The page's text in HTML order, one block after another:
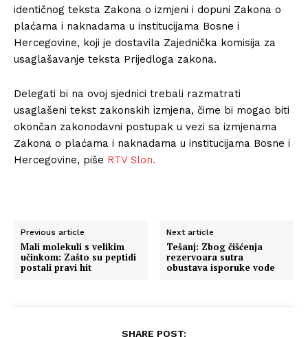
identičnog teksta Zakona o izmjeni i dopuni Zakona o
plaćama i naknadama u institucijama Bosne i
Hercegovine, koji je dostavila Zajednička komisija za
usaglašavanje teksta Prijedloga zakona.
Delegati bi na ovoj sjednici trebali razmatrati
usaglašeni tekst zakonskih izmjena, čime bi mogao biti
okončan zakonodavni postupak u vezi sa izmjenama
Zakona o plaćama i naknadama u institucijama Bosne i
Hercegovine, piše RTV Slon.
Previous article
Mali molekuli s velikim
učinkom: Zašto su peptidi
postali pravi hit
Next article
Tešanj: Zbog čišćenja
rezervoara sutra
obustava isporuke vode
SHARE POST: